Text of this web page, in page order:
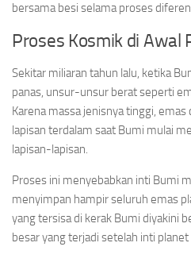
bersama besi selama proses
Proses Kosmik di Awal
Sekitar miliaran tahun lalu, ketika
panas, unsur-unsur berat seperti
Karena massa jenisnya tinggi, emas
lapisan terdalam saat Bumi mulai
lapisan-lapisan.
Proses ini menyebabkan inti Bumi
menyimpan hampir seluruh emas
yang tersisa di kerak Bumi diyakini
besar yang terjadi setelah inti